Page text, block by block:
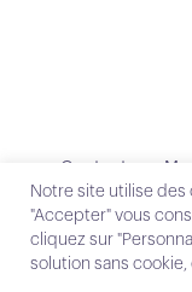
Contact
Notre site utilise
"Accepter" vous
cliquez sur
solution sans